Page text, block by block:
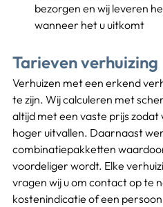
bezorgen en wij leveren
wanneer het u uitkomt
Tarieven verhuizing
Verhuizen met een erkend
te zijn. Wij calculeren met
altijd met een vaste prijs
hoger uitvallen. Daarnaast
combinatiepakketten
voordeliger wordt. Elke
vragen wij u om contact op te
kostenindicatie of een